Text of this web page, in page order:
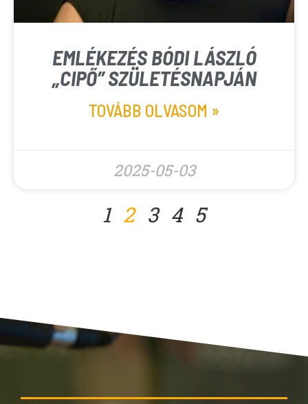
EMLÉKEZÉS BÓDI LÁSZLÓ
„CIPŐ” SZÜLETÉSNAPJÁN
TOVÁBB OLVASOM »
2025-05-03
1 2 3 4 5